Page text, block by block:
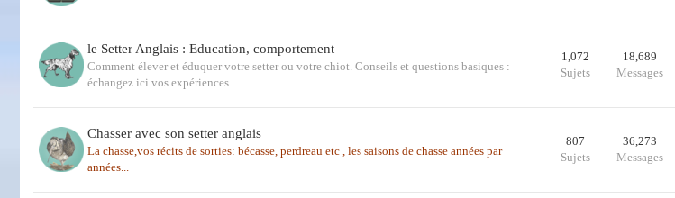
le Setter Anglais : Education, comportement
Comment élever et éduquer votre setter ou votre chiot. Conseils et questions basiques :
échangez ici vos expériences.
1,072
Sujets
18,689
Messages
Chasser avec son setter anglais
La chasse,vos récits de sorties: bécasse, perdreau etc , les saisons de chasse années par
années...
807
Sujets
36,273
Messages